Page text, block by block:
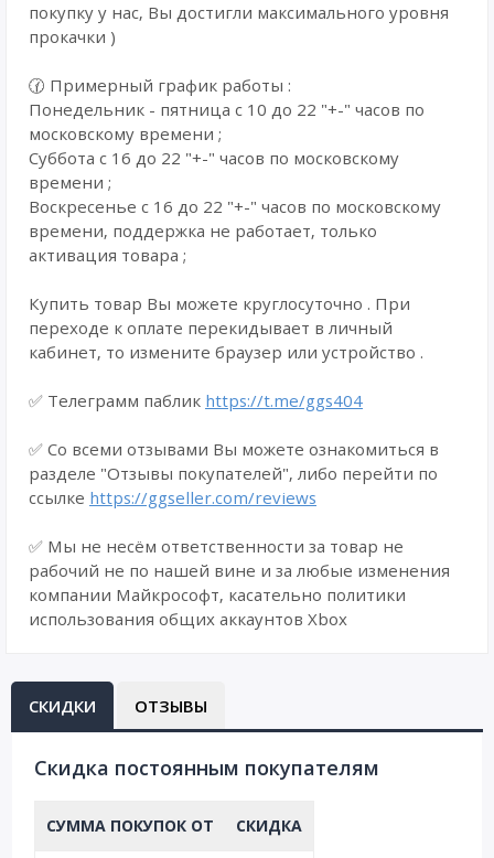
покупку у нас, Вы достигли максимального уровня
прокачки )
🕜 Примерный график работы :
Понедельник - пятница с 10 до 22 "+-" часов по
московскому времени ;
Суббота с 16 до 22 "+-" часов по московскому
времени ;
Воскресенье с 16 до 22 "+-" часов по московскому
времени, поддержка не работает, только
активация товара ;
Купить товар Вы можете круглосуточно . При
переходе к оплате перекидывает в личный
кабинет, то измените браузер или устройство .
✅ Телеграмм паблик https://t.me/ggs404
✅ Со всеми отзывами Вы можете ознакомиться в
разделе "Отзывы покупателей", либо перейти по
ссылке https://ggseller.com/reviews
✅ Мы не несём ответственности за товар не
рабочий не по нашей вине и за любые изменения
компании Майкрософт, касательно политики
использования общих аккаунтов Xbox
СКИДКИ ОТЗЫВЫ
Cкидка постоянным покупателям
СУММА ПОКУПОК ОТ СКИДКА